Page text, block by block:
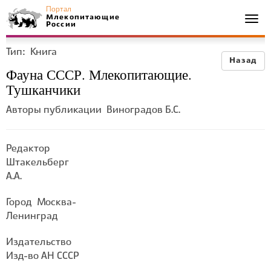
Портал
Млекопитающие
России
Назад
Тип: Книга
Фауна СССР. Млекопитающие.
Тушканчики
Авторы публикации Виноградов Б.С.
Редактор
Штакельберг
А.А.
Город
Москва-
Ленинград
Издательство
Изд-во АН СССР